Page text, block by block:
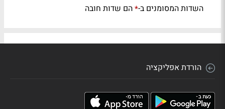
השדות המסומנים ב-*הם שדות חובה
הורדת אפליקציה